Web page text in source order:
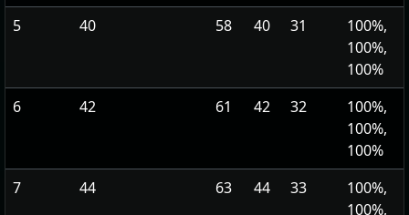
5
40 58 40 31
100%,
100%,
100%
6
42 61 42 32
100%,
100%,
100%
7
44 63 44 33
100%,
100%,